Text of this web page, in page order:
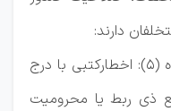
دارند:
الف- درمورد مشمولان بند(الف) ماده (۵): اخطارکتبی با درج
ذی ربط یا محرومیت